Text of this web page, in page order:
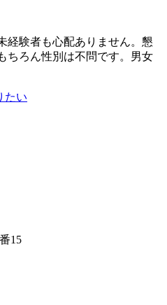
経験者も心配ありません。懇
ちろん性別は不問です。男女
たい
15